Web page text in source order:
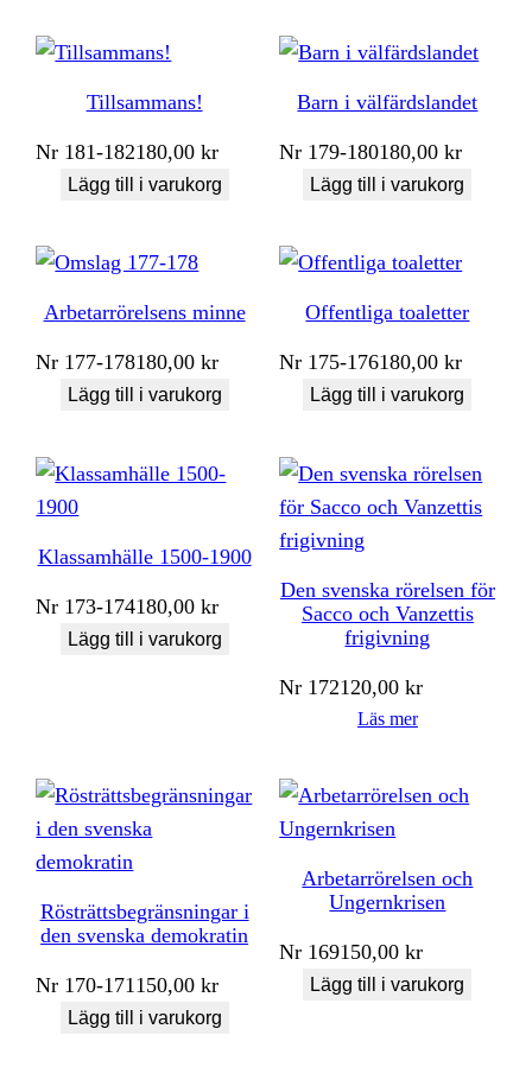
Tillsammans!
Nr 181-182180,00kr
Lägg till i varukorg
Barn i välfärdslandet
Nr 179-180180,00kr
Lägg till i varukorg
Arbetarrörelsens minne
Nr 177-178180,00kr
Lägg till i varukorg
Offentliga toaletter
Nr 175-176180,00kr
Lägg till i varukorg
Klassamhälle 1500-1900
Nr 173-174180,00kr
Lägg till i varukorg
Den svenska rörelsen för
Sacco och Vanzettis
frigivning
Nr 172120,00kr
Läs mer
Rösträttsbegränsningar i
den svenska demokratin
Nr 170-171150,00kr
Lägg till i varukorg
Arbetarrörelsen och
Ungernkrisen
Nr 169150,00kr
Lägg till i varukorg